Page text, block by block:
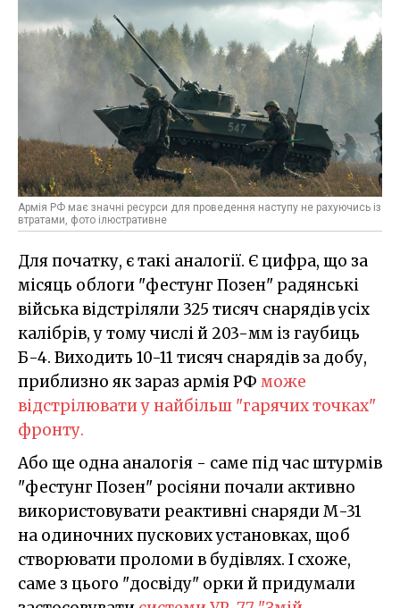
Армія РФ має значні ресурси для проведення наступу не рахуючись із
втратами, фото ілюстративне
Для початку, є такі аналогії. Є цифра, що за
місяць облоги "фестунг Позен" радянські
війська відстріляли 325 тисяч снарядів усіх
калібрів, у тому числі й 203-мм із гаубиць
Б-4. Виходить 10-11 тисяч снарядів за добу,
приблизно як зараз армія РФ може
відстрілювати у найбільш "гарячих точках"
фронту.
Або ще одна аналогія - саме під час штурмів
"фестунг Позен" росіяни почали активно
використовувати реактивні снаряди М-31
на одиночних пускових установках, щоб
створювати проломи в будівлях. І схоже,
саме з цього "досвіду" орки й придумали